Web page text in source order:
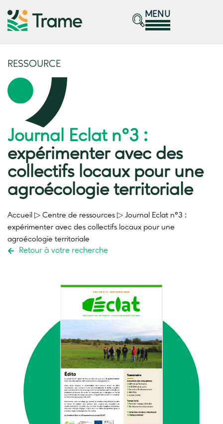
MENU
RESSOURCE
Journal Eclat n°3 :
expérimenter avec des
collectifs locaux pour une
agroécologie territoriale
Accueil ▷ Centre de ressources ▷ Journal Eclat n°3 :
expérimenter avec des collectifs locaux pour une
agroécologie territoriale
Retour à votre recherche